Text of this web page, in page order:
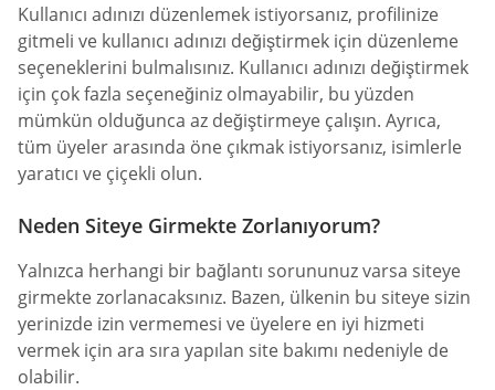
Kullanıcı adınızı düzenlemek istiyorsanız, profilinize
gitmeli ve kullanıcı adınızı değiştirmek için düzenleme
seçeneklerini bulmalısınız. Kullanıcı adınızı değiştirmek
için çok fazla seçeneğiniz olmayabilir, bu yüzden
mümkün olduğunca az değiştirmeye çalışın. Ayrıca,
tüm üyeler arasında öne çıkmak istiyorsanız, isimlerle
yaratıcı ve çiçekli olun.
Neden Siteye Girmekte Zorlanıyorum?
Yalnızca herhangi bir bağlantı sorununuz varsa siteye
girmekte zorlanacaksınız. Bazen, ülkenin bu siteye sizin
yerinizde izin vermemesi ve üyelere en iyi hizmeti
vermek için ara sıra yapılan site bakımı nedeniyle de
olabilir.